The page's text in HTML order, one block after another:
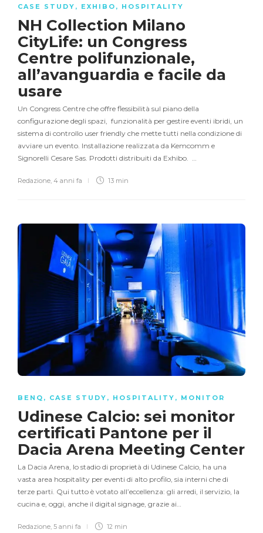
CASE STUDY , EXHIBO , HOSPITALITY
NH Collection Milano
CityLife: un Congress
Centre polifunzionale,
all’avanguardia e facile da
usare
Un Congress Centre che offre flessibilità sul piano della
configurazione degli spazi, funzionalità per gestire eventi ibridi, un
sistema di controllo user friendly che mette tutti nella condizione di
avviare un evento. Installazione realizzata da Kemcomm e
Signorelli Cesare Sas. Prodotti distribuiti da Exhibo. …
Redazione 4 anni fa 13 min
BENQ , CASE STUDY , HOSPITALITY , MONITOR
Udinese Calcio: sei monitor
certificati Pantone per il
Dacia Arena Meeting Center
La Dacia Arena, lo stadio di proprietà di Udinese Calcio, ha una
vasta area hospitality per eventi di alto profilo, sia interni che di
terze parti. Qui tutto è votato all’eccellenza: gli arredi, il servizio, la
cucina e, oggi, anche il digital signage, grazie ai…
Redazione 5 anni fa 12 min